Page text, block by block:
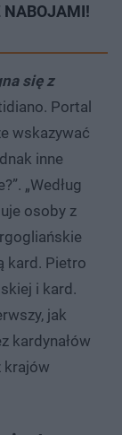
NABOJAMI!
się z
Portal
wskazywać
inne
„Według
osoby z
kard. Pietro
i kard.
jak
kardynałów
krajów